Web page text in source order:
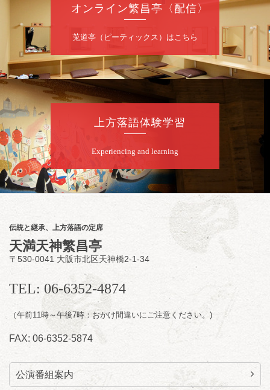
桂米之助／桂団治郎／桂弥太郎／桂米舞／是
開演：午後6時30分（6時開場）全席指定
お問合せ：米朝事務所 06-6365-8281（平日
10時～18時）
★菟道亭配信あり
入はこちらをクリック
8月8日（土）
第2回 智之介・力造 二人会
笑福亭智之介「昭和任侠伝」「天王寺詣り」
／桂力造「桃太郎」「本膳」／桂二豆「開口
開演：午前10時（9時30分 開場
）
前売2,000円 当日 2,500円
お問合せ：智之介・力造 二人会事務局 090-
7762-6268
オンライン繁昌亭〈配信〉
莵道亭（ピーティックス）はこちら
上方落語体験学習
Experiencing and learning
伝統と継承、上方落語の定席
天満天神繁昌亭
〒530-0041 大阪市北区天神橋2-1-34
TEL: 06-6352-4874
（午前11時～午後7時：おかけ間違いにご注意ください。)
FAX: 06-6352-5874
公演番組案内